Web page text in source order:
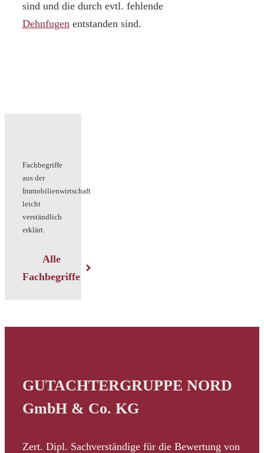
sind und die durch evtl. fehlende
Dehnfugen entstanden sind.
Fachbegriffe
aus der
Immobilienwirtschaft
leicht
verständlich
erklärt.
Alle
Fachbegriffe
GUTACHTERGRUPPE NORD
GmbH & Co. KG
Zert. Dipl. Sachverständige für die Bewertung von